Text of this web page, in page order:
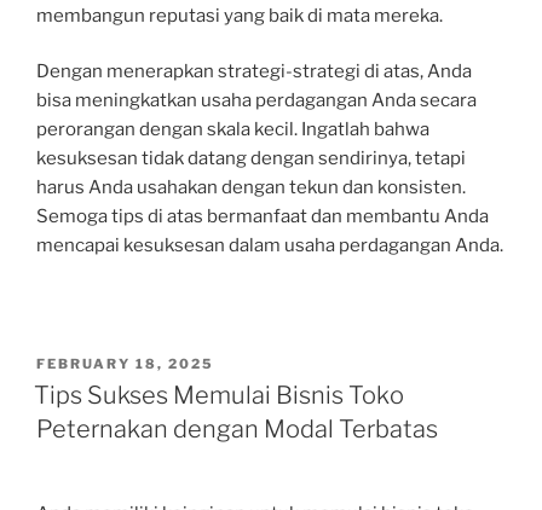
membangun reputasi yang baik di mata mereka.
Dengan menerapkan strategi-strategi di atas, Anda
bisa meningkatkan usaha perdagangan Anda secara
perorangan dengan skala kecil. Ingatlah bahwa
kesuksesan tidak datang dengan sendirinya, tetapi
harus Anda usahakan dengan tekun dan konsisten.
Semoga tips di atas bermanfaat dan membantu Anda
mencapai kesuksesan dalam usaha perdagangan Anda.
POSTED
ON
FEBRUARY 18, 2025
Tips Sukses Memulai Bisnis Toko
Peternakan dengan Modal Terbatas